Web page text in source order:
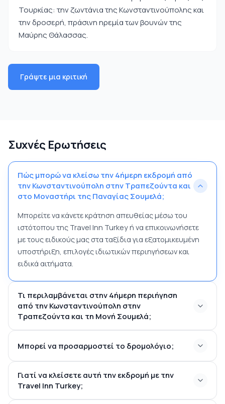
Τουρκίας: την ζωντάνια της Κωνσταντινούπολης και
την δροσερή, πράσινη ηρεμία των βουνών της
Μαύρης Θάλασσας.
Γράψτε μια κριτική
Συχνές Ερωτήσεις
Πώς μπορώ να κλείσω την 4ήμερη εκδρομή από
την Κωνσταντινούπολη στην Τραπεζούντα και
στο Μοναστήρι της Παναγίας Σουμελά;
Μπορείτε να κάνετε κράτηση απευθείας μέσω του
ιστότοπου της Travel Inn Turkey ή να επικοινωνήσετε
με τους ειδικούς μας στα ταξίδια για εξατομικευμένη
υποστήριξη, επιλογές ιδιωτικών περιηγήσεων και
ειδικά αιτήματα.
Τι περιλαμβάνεται στην 4ήμερη περιήγηση
από την Κωνσταντινούπολη στην
Τραπεζούντα και τη Μονή Σουμελά;
Μπορεί να προσαρμοστεί το δρομολόγιο;
Γιατί να κλείσετε αυτή την εκδρομή με την
Travel Inn Turkey;